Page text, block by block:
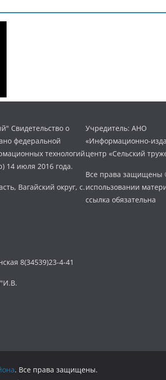
Свидетельство о
федеральной
технологий
14 июля 2016 года.
Вагайский округ, с.
8(34539)23-4-41
Учредитель: АНО
«Информационно-
центр «Сельский
Все права защищены
использовании
ссылка обязательна
. Все права защищены.